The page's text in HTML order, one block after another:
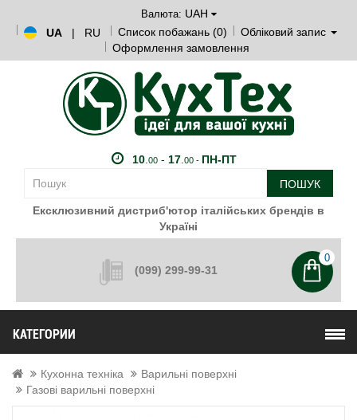
Валюта: UAH
UA
| RU Список побажань (0)
Обліковий запис
Оформлення замовлення
10. 00- 17. 00 - ПН-ПТ
ПОШУК
Ексклюзивний дистриб'ютор італійських брендів в
Україні
(099) 299-99-31
0
КАТЕГОРИИ
Кухонна техніка
Варильні поверхні
Газові варильні поверхні